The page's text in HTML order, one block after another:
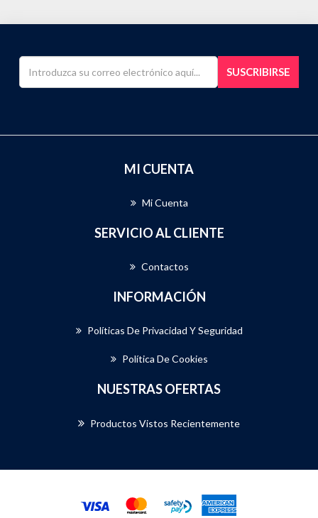
SUSCRIBIRSE
MI CUENTA
Mi Cuenta
SERVICIO AL CLIENTE
Contactos
INFORMACIÓN
Políticas De Privacidad Y Seguridad
Política De Cookies
NUESTRAS OFERTAS
Productos Vistos Recientemente